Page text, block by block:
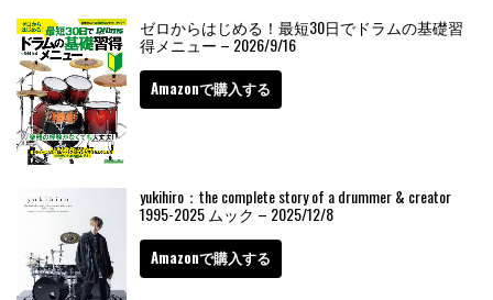
ゼロからはじめる！最短30日でドラムの基礎習
得メニュー – 2026/9/16
Amazonで購入する
yukihiro：the complete story of a drummer & creator
1995-2025 ムック – 2025/12/8
Amazonで購入する